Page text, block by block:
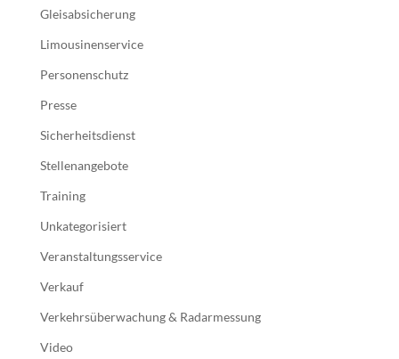
Gleisabsicherung
Limousinenservice
Personenschutz
Presse
Sicherheitsdienst
Stellenangebote
Training
Unkategorisiert
Veranstaltungsservice
Verkauf
Verkehrsüberwachung & Radarmessung
Video